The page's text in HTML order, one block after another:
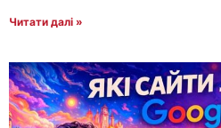
Читати далі »